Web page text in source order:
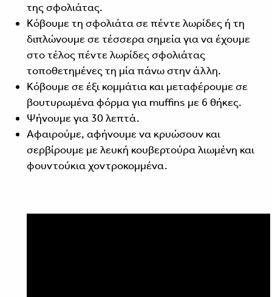
της σφολιάτας.
Κόβουμε τη σφολιάτα σε πέντε λωρίδες ή τη
διπλώνουμε σε τέσσερα σημεία για να έχουμε
στο τέλος πέντε λωρίδες σφολιάτας
τοποθετημένες τη μία πάνω στην άλλη.
Κόβουμε σε έξι κομμάτια και μεταφέρουμε σε
βουτυρωμένα φόρμα για muffins με 6 θήκες.
Ψήνουμε για 30 λεπτά.
Αφαιρούμε, αφήνουμε να κρυώσουν και
σερβίρουμε με λευκή κουβερτούρα λιωμένη και
φουντούκια χοντροκομμένα.